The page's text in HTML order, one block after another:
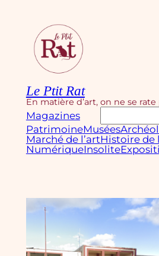
contenu
Le Ptit Rat
En matière d’art, on ne se rate
Magazines
Rechercher
PatrimoineMusées
Marché de l’artHistoire de
NumériqueInsolite